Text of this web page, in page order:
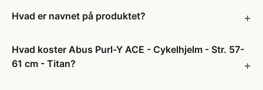
Hvad er navnet på produktet?
Hvad koster Abus Purl-Y ACE - Cykelhjelm - Str. 57-
61 cm - Titan?